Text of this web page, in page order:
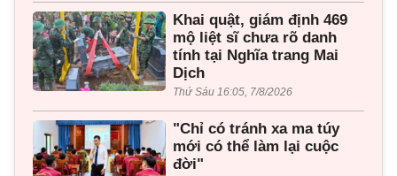
Khai quật, giám định 469
mộ liệt sĩ chưa rõ danh
tính tại Nghĩa trang Mai
Dịch
Thứ Sáu 16:05, 7/8/2026
"Chỉ có tránh xa ma túy
mới có thể làm lại cuộc
đời"